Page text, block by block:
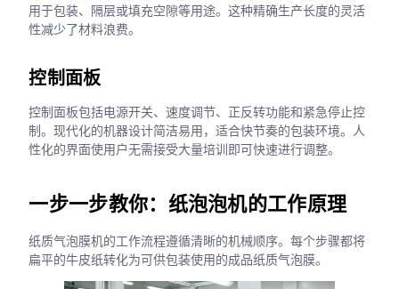
用于包装、隔层或填充空隙等用途。这种精确生产长度的灵活
性减少了材料浪费。
控制面板
控制面板包括电源开关、速度调节、正反转功能和紧急停止控
制。现代化的机器设计简洁易用，适合快节奏的包装环境。人
性化的界面使用户无需接受大量培训即可快速进行调整。
一步一步教你：纸泡泡机的工作原理
纸质气泡膜机的工作流程遵循清晰的机械顺序。每个步骤都将
扁平的牛皮纸转化为可供包装使用的成品纸质气泡膜。